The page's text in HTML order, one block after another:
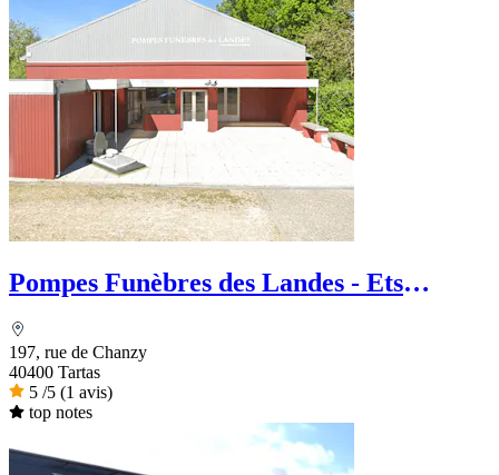
Pompes Funèbres des Landes - Ets
197, rue de Chanzy
40400 Tartas
5 /5 (1 avis)
top notes